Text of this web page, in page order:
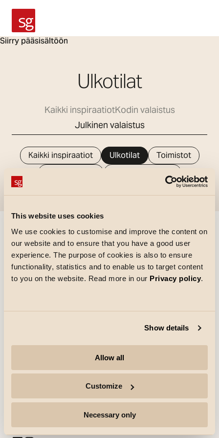
This website uses cookies
We use cookies to customise and improve the content on
our website and to ensure that you have a good user
experience. The purpose of cookies is also to ensure
functionality, statistics and to enable us to target content
to you on the website. Read more in our Privacy policy.
Show details
Allow all
Customize
Necessary only
Siirry pääsisältöön
SG Armaturen
Ulkotilat
Kaikki inspiraatiotKodin valaistus
Julkinen valaistus
Kaikki inspiraatiot Ulkotilat
Toimistot
Ladataan
Kohokohdat
Ammattilaiset